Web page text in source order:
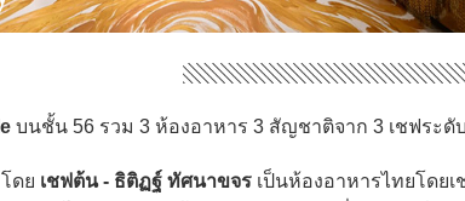
บนชั้น 56 รวม 3 ห้องอาหาร 3 สัญชาติจาก 3 เชฟระ
โดย เชฟต้น - ธิติฏฐ์ ทัศนาขจร เป็นห้องอาหารไทยโดย